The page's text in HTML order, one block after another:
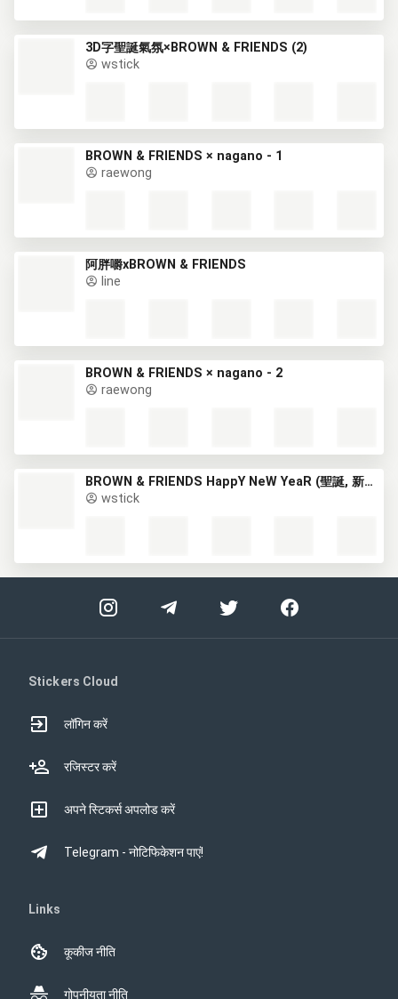
3D字聖誕氣氛×BROWN & FRIENDS (2)
wstick
BROWN & FRIENDS × nagano - 1
raewong
阿胖嚼xBROWN & FRIENDS
line
BROWN & FRIENDS × nagano - 2
raewong
BROWN & FRIENDS HappY NeW YeaR (聖誕, 新年) (1)
wstick
Stickers Cloud
लॉगिन करें
रजिस्टर करें
अपने स्टिकर्स अपलोड करें
Telegram - नोटिफिकेशन पाएं!
Links
कूकीज नीति
गोपनीयता नीति